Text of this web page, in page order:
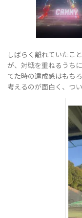
しばらく離れていたこ
が、対戦を重ねるうち
てた時の達成感はもち
考えるのが面白く、つ